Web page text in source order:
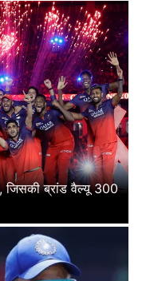
जिसकी ब्रांड वैल्यू 300